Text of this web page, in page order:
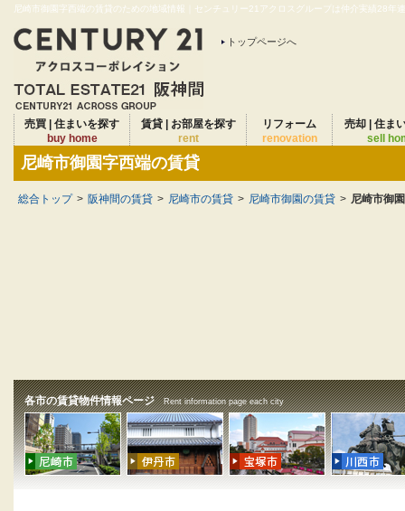
尼崎市御園字西端の賃貸のための地域情報｜センチュリー21アクロスグループは仲介実績28年
トップページへ
売買 | 住まいを探す
buy home
賃貸 | お部屋を探す
rent
リフォーム
renovation
売却 | 住ま
sell
尼崎市御園字西端の賃貸
総合トップ > 阪神間の賃貸 > 尼崎市の賃貸 > 尼崎市御園の賃貸 > 尼崎市御
各市の賃貸物件情報ページ Rent information page each city